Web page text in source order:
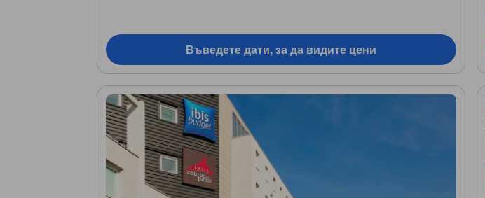
Въведете дати, за да видите цени